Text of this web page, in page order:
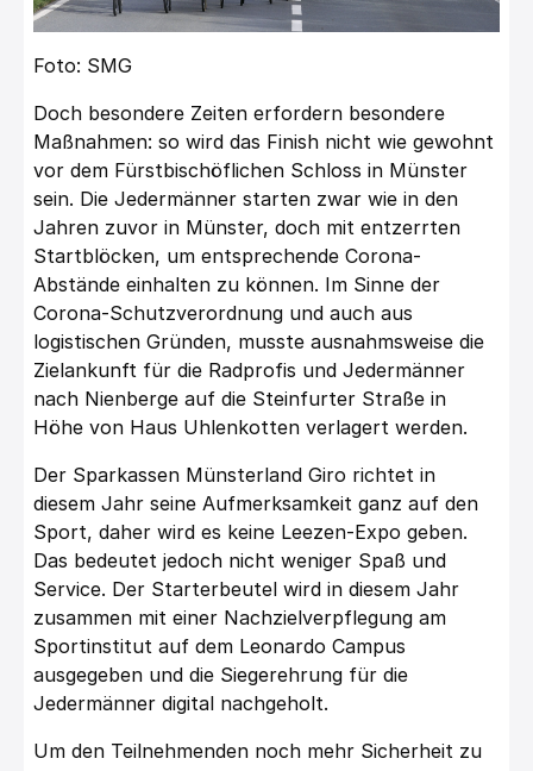
Foto: SMG
Doch besondere Zeiten erfordern besondere
Maßnahmen: so wird das Finish nicht wie gewohnt
vor dem Fürstbischöflichen Schloss in Münster
sein. Die Jedermänner starten zwar wie in den
Jahren zuvor in Münster, doch mit entzerrten
Startblöcken, um entsprechende Corona-
Abstände einhalten zu können. Im Sinne der
Corona-Schutzverordnung und auch aus
logistischen Gründen, musste ausnahmsweise die
Zielankunft für die Radprofis und Jedermänner
nach Nienberge auf die Steinfurter Straße in
Höhe von Haus Uhlenkotten verlagert werden.
Der Sparkassen Münsterland Giro richtet in
diesem Jahr seine Aufmerksamkeit ganz auf den
Sport, daher wird es keine Leezen-Expo geben.
Das bedeutet jedoch nicht weniger Spaß und
Service. Der Starterbeutel wird in diesem Jahr
zusammen mit einer Nachzielverpflegung am
Sportinstitut auf dem Leonardo Campus
ausgegeben und die Siegerehrung für die
Jedermänner digital nachgeholt.
Um den Teilnehmenden noch mehr Sicherheit zu